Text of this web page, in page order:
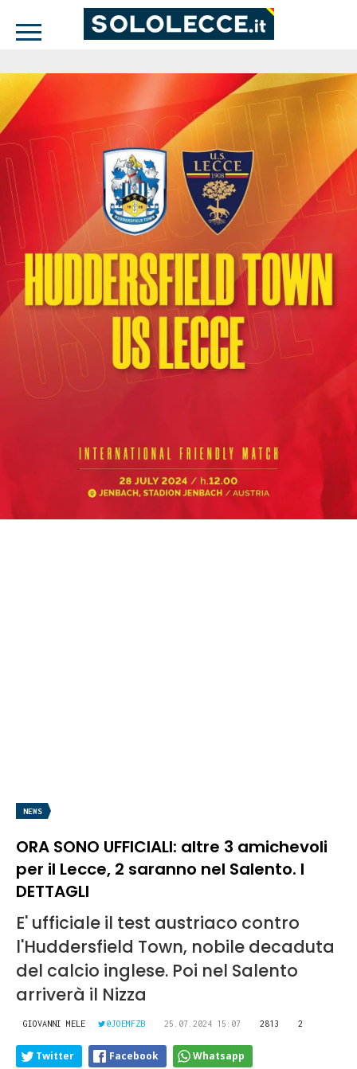
NEWS
ORA SONO UFFICIALI: altre 3 amichevoli
per il Lecce, 2 saranno nel Salento. I
DETTAGLI
E' ufficiale il test austriaco contro
l'Huddersfield Town, nobile decaduta
del calcio inglese. Poi nel Salento
arriverà il Nizza
GIOVANNI MELE @JOEMFZB 25.07.2024 15:07 2813 2
Twitter Facebook Whatsapp